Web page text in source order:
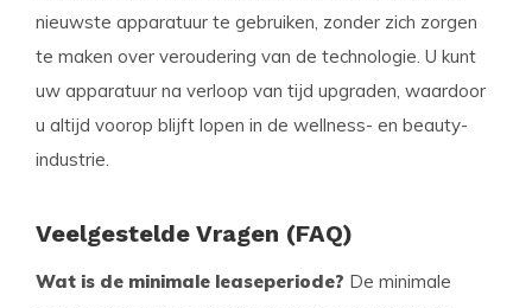
nieuwste apparatuur te gebruiken, zonder zich zorgen
te maken over veroudering van de technologie. U kunt
uw apparatuur na verloop van tijd upgraden, waardoor
u altijd voorop blijft lopen in de wellness- en beauty-
industrie.
Veelgestelde Vragen (FAQ)
Wat is de minimale leaseperiode? De minimale